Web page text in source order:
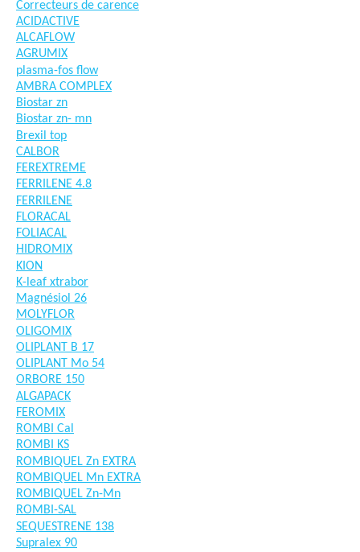
Correcteurs de carence
ACIDACTIVE
ALCAFLOW
AGRUMIX
plasma-fos flow
AMBRA COMPLEX
Biostar zn
Biostar zn- mn
Brexil top
CALBOR
FEREXTREME
FERRILENE 4.8
FERRILENE
FLORACAL
FOLIACAL
HIDROMIX
KION
K-leaf xtrabor
Magnésiol 26
MOLYFLOR
OLIGOMIX
OLIPLANT B 17
OLIPLANT Mo 54
ORBORE 150
ALGAPACK
FEROMIX
ROMBI Cal
ROMBI KS
ROMBIQUEL Zn EXTRA
ROMBIQUEL Mn EXTRA
ROMBIQUEL Zn-Mn
ROMBI-SAL
SEQUESTRENE 138
Supralex 90